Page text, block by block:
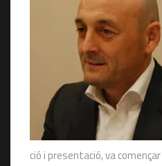
ció i presentació, va